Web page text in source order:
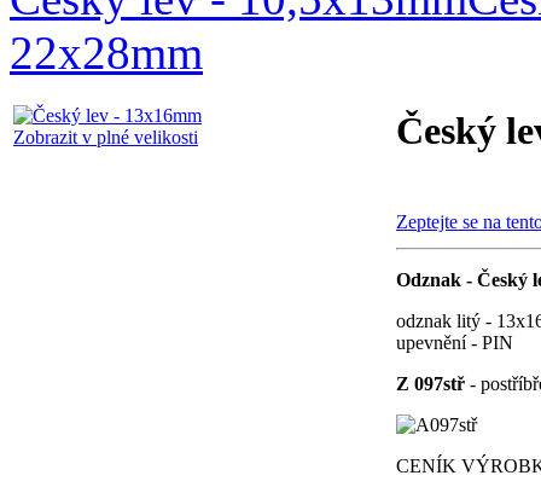
22x28mm
Zobrazit v plné velikosti Český
Zeptejte se na
Odznak - Český
odznak litý -
upevnění - PIN
Z 097stř -
CENÍK